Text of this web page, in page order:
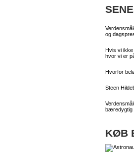
og
Hvis vi
hvor vi er
Hvorfor
Steen
bæredygtig
KØB